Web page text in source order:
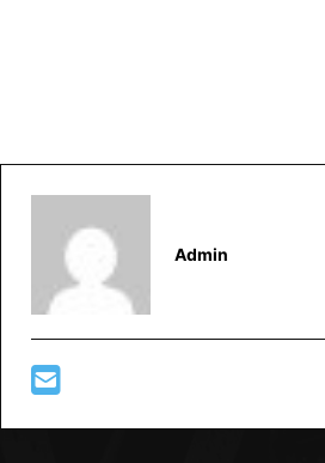
Admin